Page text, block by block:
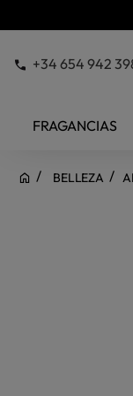
+34 654 942
FRAGANCIAS
BELLEZA